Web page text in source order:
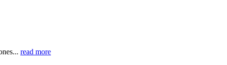
read more